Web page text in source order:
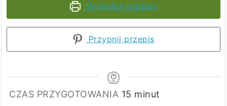
Wydrukuj przepis
Przypnij przepis
CZAS PRZYGOTOWANIA 15 minuty
minut